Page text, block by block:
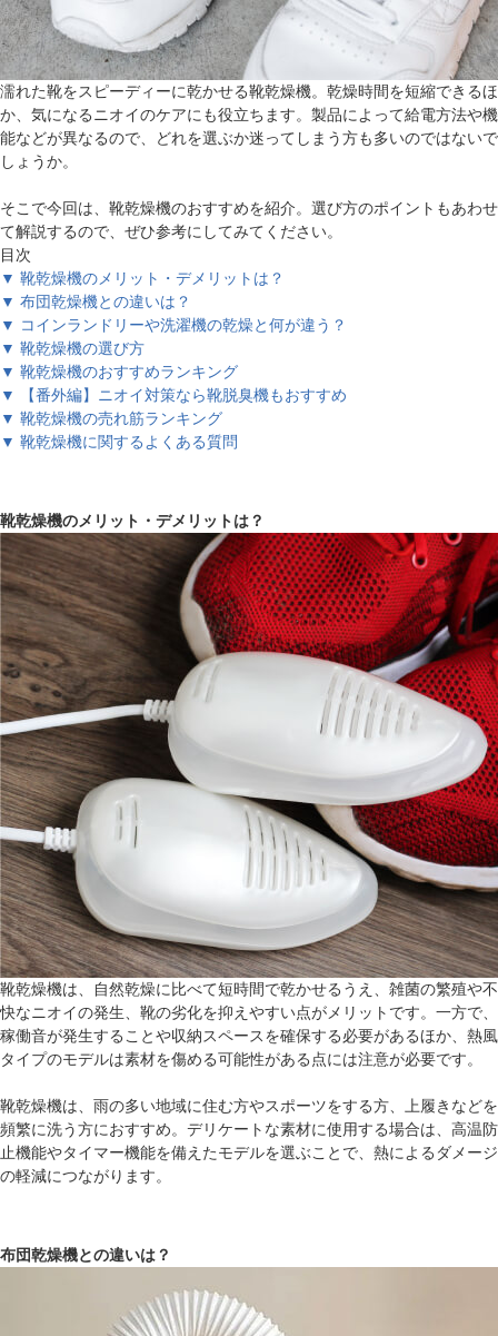
濡れた靴をスピーディーに乾かせる靴乾燥機。乾燥時間を短縮できるほ
か、気になるニオイのケアにも役立ちます。製品によって給電方法や機
能などが異なるので、どれを選ぶか迷ってしまう方も多いのではないで
しょうか。
そこで今回は、靴乾燥機のおすすめを紹介。選び方のポイントもあわせ
て解説するので、ぜひ参考にしてみてください。
目次
▼ 靴乾燥機のメリット・デメリットは？
▼ 布団乾燥機との違いは？
▼ コインランドリーや洗濯機の乾燥と何が違う？
▼ 靴乾燥機の選び方
▼ 靴乾燥機のおすすめランキング
▼ 【番外編】ニオイ対策なら靴脱臭機もおすすめ
▼ 靴乾燥機の売れ筋ランキング
▼ 靴乾燥機に関するよくある質問
靴乾燥機のメリット・デメリットは？
靴乾燥機は、自然乾燥に比べて短時間で乾かせるうえ、雑菌の繁殖や不
快なニオイの発生、靴の劣化を抑えやすい点がメリットです。一方で、
稼働音が発生することや収納スペースを確保する必要があるほか、熱風
タイプのモデルは素材を傷める可能性がある点には注意が必要です。
靴乾燥機は、雨の多い地域に住む方やスポーツをする方、上履きなどを
頻繁に洗う方におすすめ。デリケートな素材に使用する場合は、高温防
止機能やタイマー機能を備えたモデルを選ぶことで、熱によるダメージ
の軽減につながります。
布団乾燥機との違いは？